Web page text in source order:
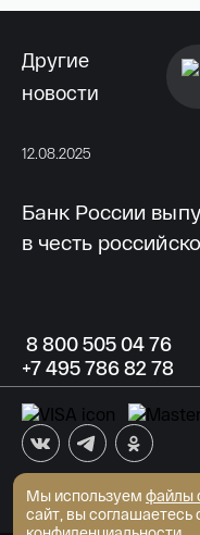
Другие
новости
12.08.2025
Банк России
в честь
8800 50504 76
+7495 78682 78
АКБ
Генеральная
©
Мы используем файлы
сайт, вы соглашаетесь